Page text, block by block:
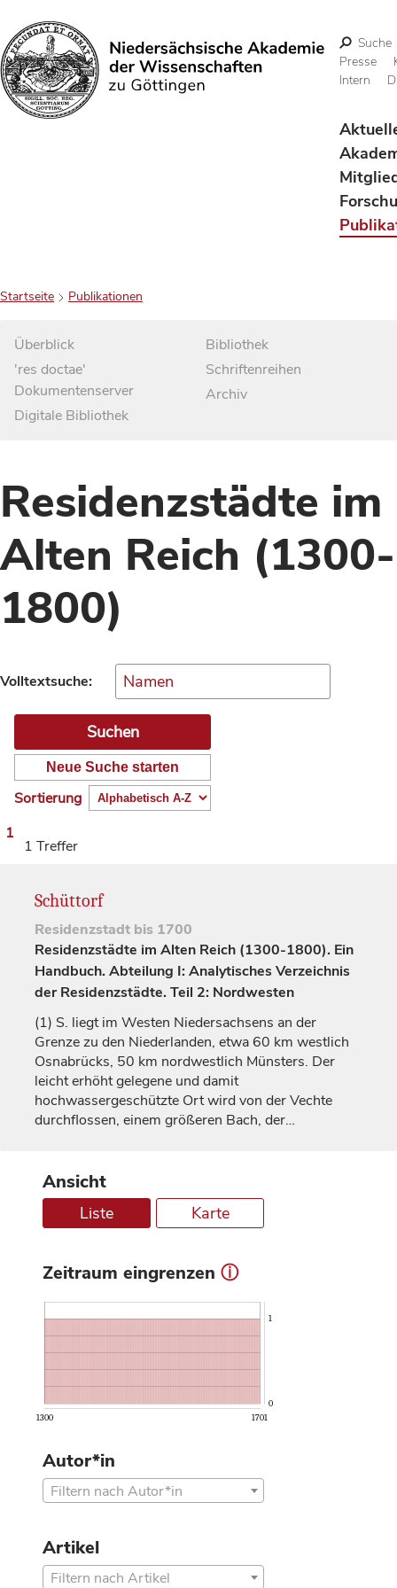
Suchen
Suche
Presse
Intern
Startseite Publikationen
Überblick
'res doctae'
Dokumentenserver
Digitale Bibliothek
Bibliothek
Schriftenreihen
Archiv
Residenzstädte im
Alten Reich (1300-
1800)
Volltextsuche:
Neue Suche starten
Sortierung
1
1 Treffer
Schüttorf
Residenzstadt bis 1700
Residenzstädte im Alten Reich (1300-1800). Ein
Handbuch. Abteilung I: Analytisches Verzeichnis
der Residenzstädte. Teil 2: Nordwesten
(1) S. liegt im Westen Niedersachsens an der
Grenze zu den Niederlanden, etwa 60 km westlich
Osnabrücks, 50 km nordwestlich Münsters. Der
leicht erhöht gelegene und damit
hochwassergeschützte Ort wird von der Vechte
durchflossen, einem größeren Bach, der…
Ansicht
Liste Karte
Zeitraum eingrenzen ⓘ
1300 1701
0
1
Autor*in
Filtern nach Autor*in
Artikel
Filtern nach Artikel